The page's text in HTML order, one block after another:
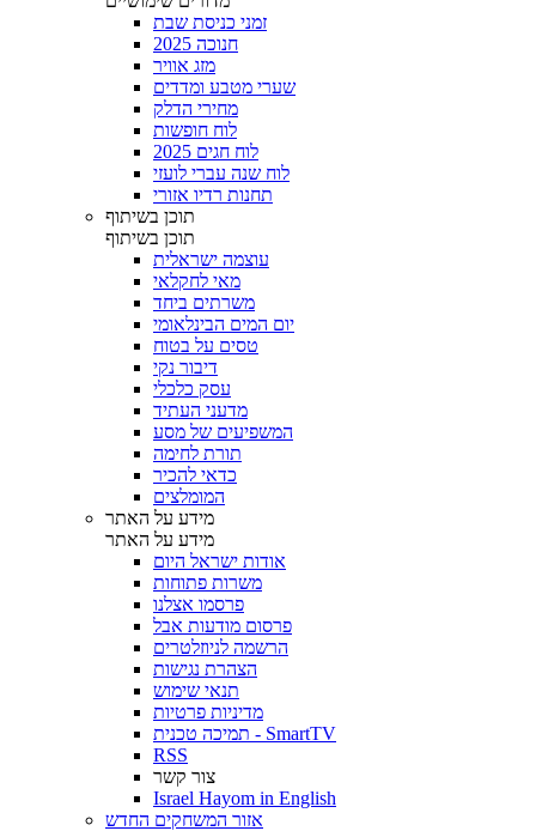
זמני כניסת שבת
חנוכה 2025
מזג אוויר
שערי מטבע ומדדים
מחירי הדלק
לוח חופשות
לוח חגים 2025
לוח שנה עברי לועזי
תחנות רדיו אזורי
תוכן בשיתוף
תוכן בשיתוף
עוצמה ישראלית
מאי לחקלאי
משרתים ביחד
יום המים הבינלאומי
טסים על בטוח
דיבור נקי
עסק כלכלי
מדעני העתיד
המשפיעים של מסע
תורת לחימה
כדאי להכיר
המומלצים
מידע על האתר
מידע על האתר
אודות ישראל היום
משרות פתוחות
פרסמו אצלנו
פרסום מודעות אבל
הרשמה לניוזלטרים
הצהרת נגישות
תנאי שימוש
מדיניות פרטיות
תמיכה טכנית - SmartTV
RSS
צור קשר
Israel Hayom in English
אזור המשחקים החדש